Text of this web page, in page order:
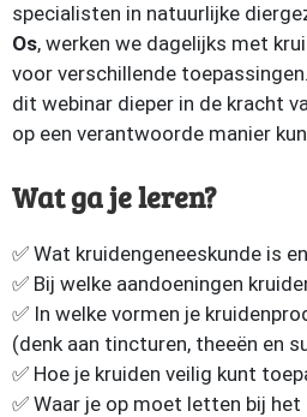
specialisten in natuurlijke
Os, werken we dagelijks met
voor verschillende
dit webinar dieper in de kracht
op een verantwoorde manier
Wat ga je leren?
✅ Wat kruidengeneeskunde is
✅ Bij welke aandoeningen
✅ In welke vormen je
(denk aan tincturen, theeën en
✅ Hoe je kruiden veilig kunt
✅ Waar je op moet letten bij het